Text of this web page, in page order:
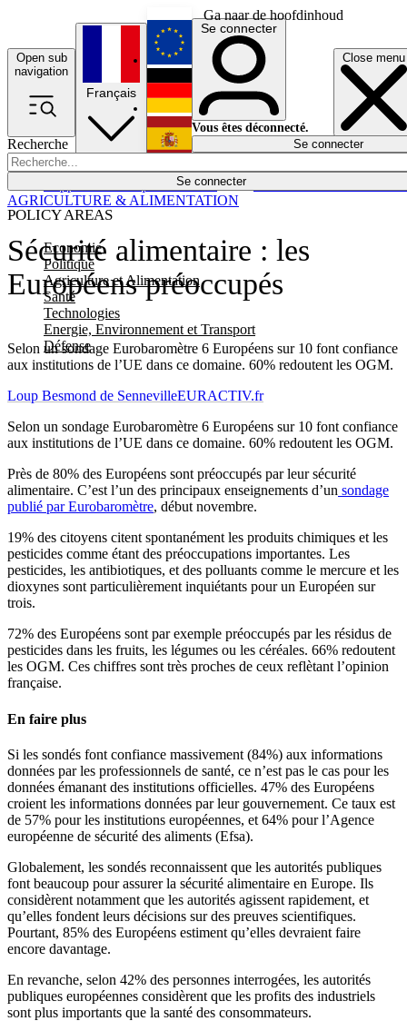
Ga naar de hoofdinhoud
Open sub
navigation
Close menu
Recherche
Se connecter
POLICY AREAS
Economie
Politique
Agriculture et Alimentation
Santé
Technologies
Energie, Environnement et Transport
Défense
Économie
Français
English
Deutsch
Español
Se connecter
Vous êtes déconnecté.
Se connecter
Sécurité alimentaire : les
Européens préoccupés
Selon un sondage Eurobaromètre 6 Européens sur 10 font confiance
aux institutions de l’UE dans ce domaine. 60% redoutent les OGM.
AGRICULTURE & ALIMENTATION
Loup Besmond de SennevilleEURACTIV.fr
Selon un sondage Eurobaromètre 6 Européens sur 10 font confiance
aux institutions de l’UE dans ce domaine. 60% redoutent les OGM.
Près de 80% des Européens sont préoccupés par leur sécurité
alimentaire. C’est l’un des principaux enseignements d’un sondage
publié par Eurobaromètre, début novembre.
19% des citoyens citent spontanément les produits chimiques et les
pesticides comme étant des préoccupations importantes. Les
pesticides, les antibiotiques, et des polluants comme le mercure et les
dioxynes sont particulièrement inquiétants pour un Européen sur
trois.
72% des Européens sont par exemple préoccupés par les résidus de
pesticides dans les fruits, les légumes ou les céréales. 66% redoutent
les OGM. Ces chiffres sont très proches de ceux reflètant l’opinion
française.
En faire plus
Si les sondés font confiance massivement (84%) aux informations
données par les professionnels de santé, ce n’est pas le cas pour les
données émanant des institutions officielles. 47% des Européens
croient les informations données par leur gouvernement. Ce taux est
de 57% pour les institutions européennes, et 64% pour l’Agence
européenne de sécurité des aliments (Efsa).
Globalement, les sondés reconnaissent que les autorités publiques
font beaucoup pour assurer la sécurité alimentaire en Europe. Ils
considèrent notamment que les autorités agissent rapidement, et
qu’elles fondent leurs décisions sur des preuves scientifiques.
Pourtant, 85% des Européens estiment qu’elles devraient faire
encore davantage.
En revanche, selon 42% des personnes interrogées, les autorités
publiques européennes considèrent que les profits des industriels
sont plus importants que la santé des consommateurs.